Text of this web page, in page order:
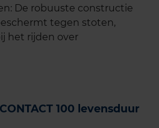
De robuuste constructie
tegen stoten,
het rijden over
100 levensduur